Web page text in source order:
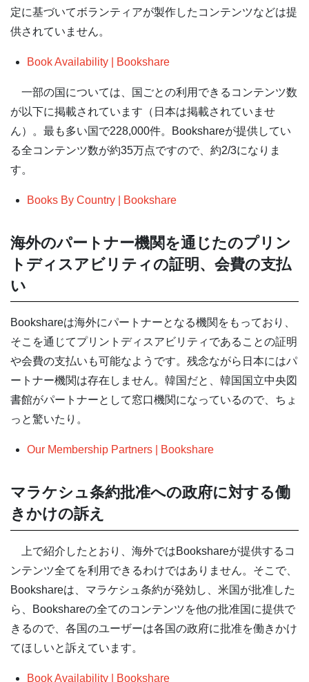
定に基づいてボランティアが製作したコンテンツなどは提
供されていません。
Book Availability | Bookshare
一部の国については、国ごとの利用できるコンテンツ数
が以下に掲載されています（日本は掲載されていませ
ん）。最も多い国で228,000件。Bookshareが提供してい
る全コンテンツ数が約35万点ですので、約2/3になりま
す。
Books By Country | Bookshare
海外のパートナー機関を通じたのプリン
トディスアビリティの証明、会費の支払
い
Bookshareは海外にパートナーとなる機関をもっており、
そこを通じてプリントディスアビリティであることの証明
や会費の支払いも可能なようです。残念ながら日本にはパ
ートナー機関は存在しません。韓国だと、韓国国立中央図
書館がパートナーとして窓口機関になっているので、ちょ
っと驚いたり。
Our Membership Partners | Bookshare
マラケシュ条約批准への政府に対する働
きかけの訴え
上で紹介したとおり、海外ではBookshareが提供するコ
ンテンツ全てを利用できるわけではありません。そこで、
Bookshareは、マラケシュ条約が発効し、米国が批准した
ら、Bookshareの全てのコンテンツを他の批准国に提供で
きるので、各国のユーザーは各国の政府に批准を働きかけ
てほしいと訴えています。
Book Availability | Bookshare